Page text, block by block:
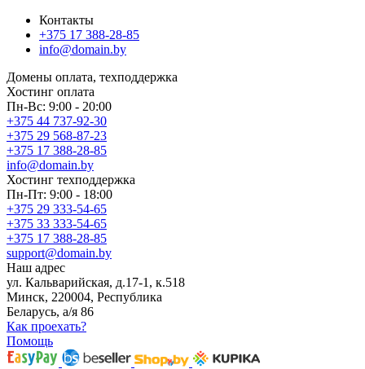
Контакты
+375 17 388-28-85
info@domain.by
Домены оплата, техподдержка
Хостинг оплата
Пн-Вс: 9:00 - 20:00
+375 44 737-92-30
+375 29 568-87-23
+375 17 388-28-85
info@domain.by
Хостинг техподдержка
Пн-Пт: 9:00 - 18:00
+375 29 333-54-65
+375 33 333-54-65
+375 17 388-28-85
support@domain.by
Наш адрес
ул. Кальварийская, д.17-1, к.518
Минск, 220004, Республика
Беларусь, а/я 86
Как проехать?
Помощь